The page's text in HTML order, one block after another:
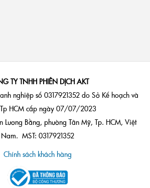
TY TNHH PHIÊN DỊCH AKT
nghiệp số 0317921352 do Sở Kế hoạch và
HCM cấp ngày 07/07/2023
Bằng, phường Tân Mỹ, Tp. HCM, Việt
Nam. MST: 0317921352
Chính sách khách hàng